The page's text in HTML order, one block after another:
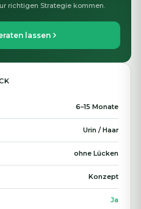
richtigen Strategie kommen.
lassen
6–15 Monate
Urin / Haar
ohne Lücken
Konzept
Ja